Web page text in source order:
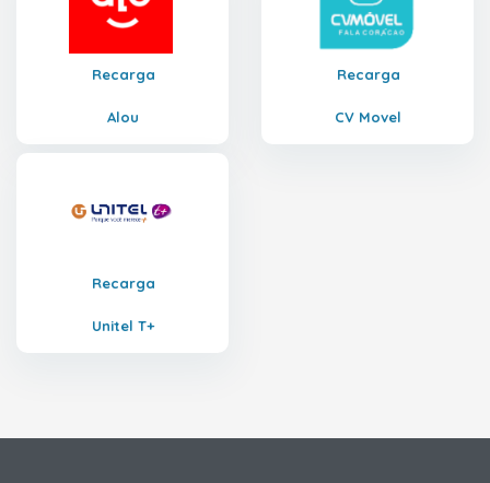
Recarga
Alou
Recarga
CV Movel
Recarga
Unitel T+